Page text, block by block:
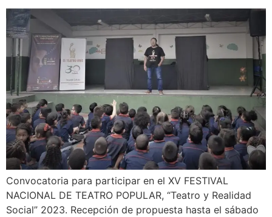
Convocatoria para participar en el XV FESTIVAL
NACIONAL DE TEATRO POPULAR, “Teatro y Realidad
Social” 2023. Recepción de propuesta hasta el sábado